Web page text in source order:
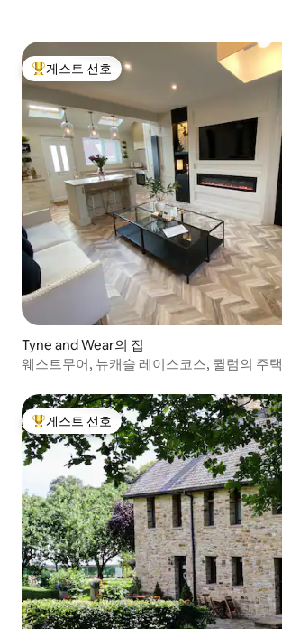
상위 게스트 선호
게스트 선호
Tyne and Wear의 집
웨스트무어, 뉴캐슬 레이스코스, 퀼럼의 주택
상위 게스트 선호
게스트 선호